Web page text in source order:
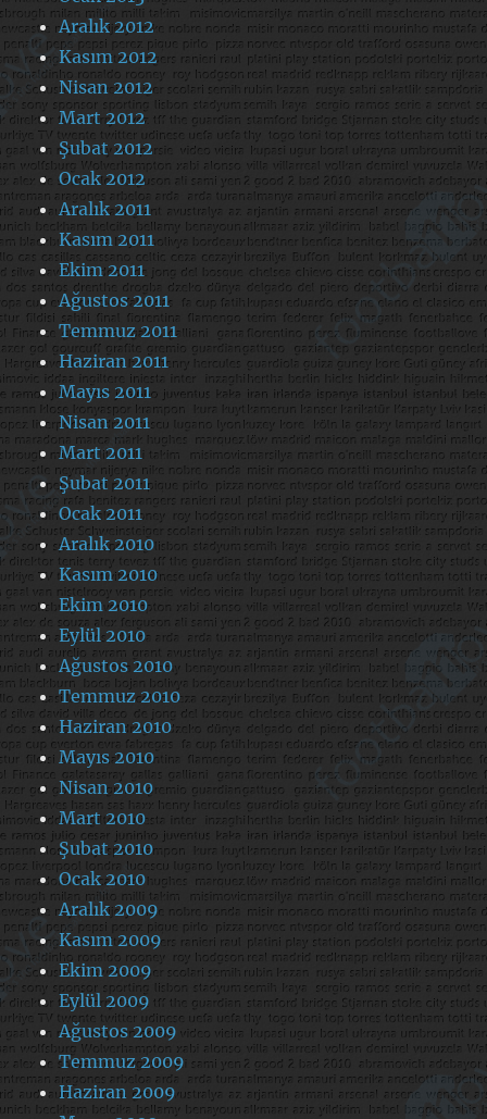
Aralık 2012
Kasım 2012
Nisan 2012
Mart 2012
Şubat 2012
Ocak 2012
Aralık 2011
Kasım 2011
Ekim 2011
Ağustos 2011
Temmuz 2011
Haziran 2011
Mayıs 2011
Nisan 2011
Mart 2011
Şubat 2011
Ocak 2011
Aralık 2010
Kasım 2010
Ekim 2010
Eylül 2010
Ağustos 2010
Temmuz 2010
Haziran 2010
Mayıs 2010
Nisan 2010
Mart 2010
Şubat 2010
Ocak 2010
Aralık 2009
Kasım 2009
Ekim 2009
Eylül 2009
Ağustos 2009
Temmuz 2009
Haziran 2009